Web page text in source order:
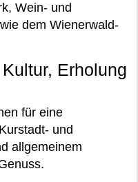
Wein- und
dem Wienerwald-
Erholung
für eine
und
allgemeinem